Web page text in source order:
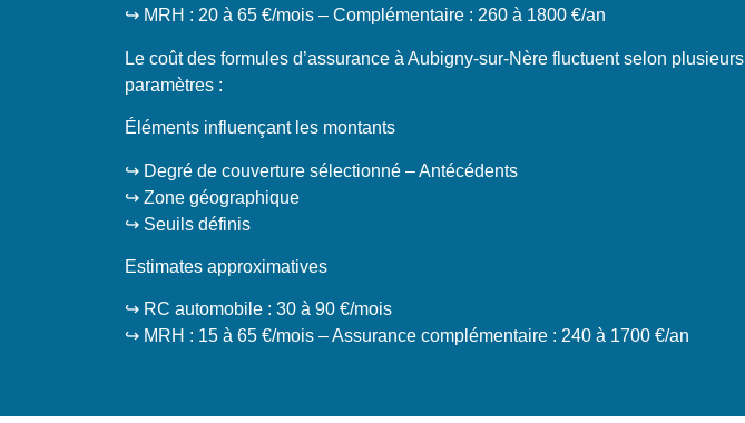
↪️ MRH : 20 à 65 €/mois – Complémentaire : 260 à 1800 €/an
Le coût des formules d’assurance à Aubigny-sur-Nère fluctuent selon plusieurs
paramètres :
Éléments influençant les montants
↪️ Degré de couverture sélectionné – Antécédents
↪️ Zone géographique
↪️ Seuils définis
Estimates approximatives
↪️ RC automobile : 30 à 90 €/mois
↪️ MRH : 15 à 65 €/mois – Assurance complémentaire : 240 à 1700 €/an